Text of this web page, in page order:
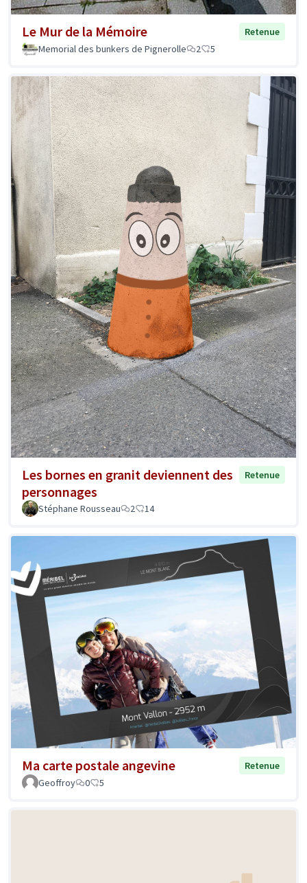
Le Mur de la Mémoire
Retenue
Memorial des bunkers de Pignerolle
2 5
Les bornes en granit deviennent des
personnages
Retenue
Stéphane Rousseau 2 14
Ma carte postale angevine
Retenue
Geoffroy
0 5